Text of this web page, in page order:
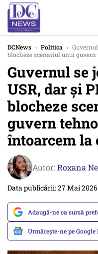
DCNews › Politica ›
blocheze scenariul unui
Guvernul se
USR, dar și
blocheze
guvern
întoarcem la
Autor:Roxana
Data publicării: 27 Mai 2026
Adaugă-ne ca sursă
Urmărește-ne pe Google